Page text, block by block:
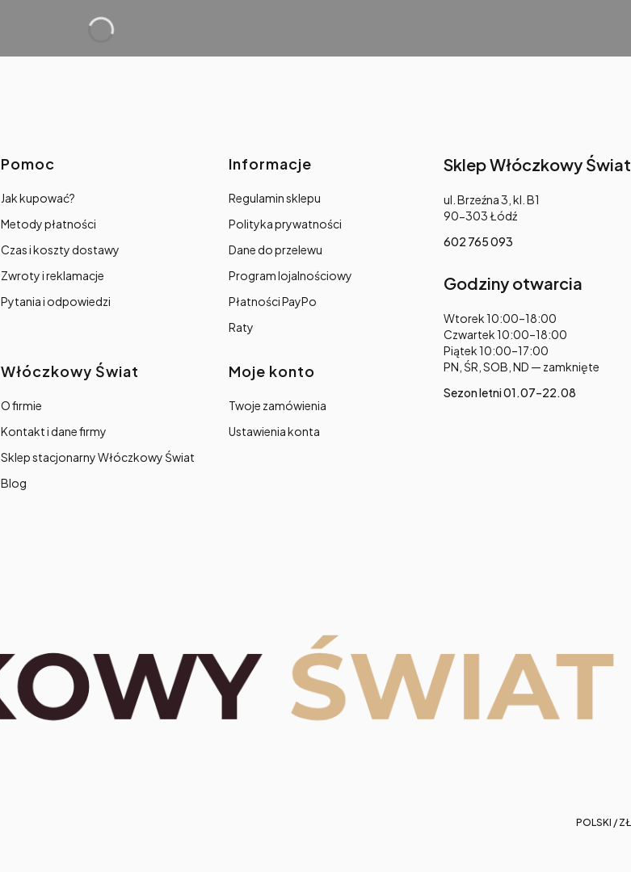
Linki w stopce
Pomoc
Jak kupować?
Metody płatności
Czas i koszty dostawy
Zwroty i reklamacje
Pytania i odpowiedzi
Informacje
Regulamin sklepu
Polityka prywatności
Dane do przelewu
Program lojalnościowy
Płatności PayPo
Raty
Włóczkowy Świat
O firmie
Kontakt i dane firmy
Sklep stacjonarny Włóczkowy Świat
Blog
Moje konto
Twoje zamówienia
Ustawienia konta
Sklep Włóczkowy Świat
Adres:
ul. Brzeźna 3, kl. B1
90-303 Łódź
602 765 093
Godziny otwarcia
Adres:
Wtorek 10:00–18:00
Czwartek 10:00–18:00
Piątek 10:00–17:00
PN, ŚR, SOB, ND — zamknięte
Sezon letni 01.07–22.08
POLSKI / ZŁ